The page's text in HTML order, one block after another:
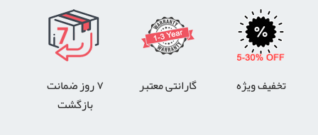
تخفیف ویژه گارانتی معتبر
۷ روز ضمانت
بازگشت